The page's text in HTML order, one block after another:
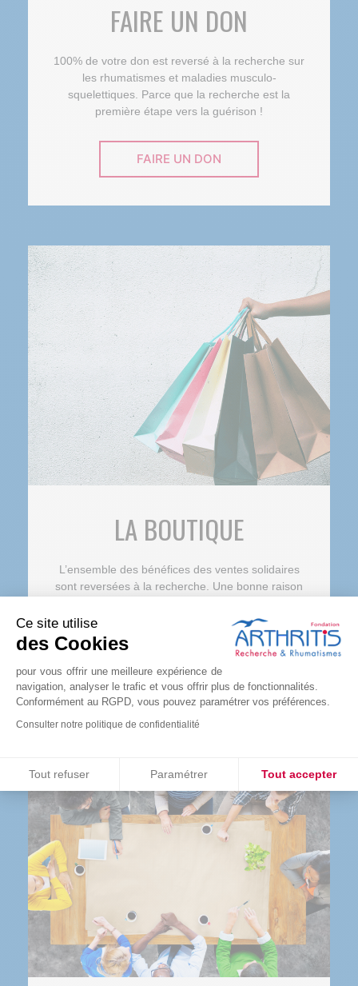
Ce site utilise
des Cookies
pour vous offrir une meilleure expérience de
navigation, analyser le trafic et vous offrir plus de fonctionnalités.
Conformément au RGPD, vous pouvez paramétrer vos préférences.
Consulter notre politique de confidentialité
Tout refuser Paramétrer Tout accepter
Axeptio consent
Plateforme de Gestion du Consentement : Personnalisez vos
Notre plateforme vous permet d'adapter et de gérer vos
FAIRE UN DON
100% de votre don est reversé à la recherche sur
les rhumatismes et maladies musculo-
squelettiques. Parce que la recherche est la
première étape vers la guérison !
FAIRE UN DON
LA BOUTIQUE
L’ensemble des bénéfices des ventes solidaires
sont reversées à la recherche. Une bonne raison